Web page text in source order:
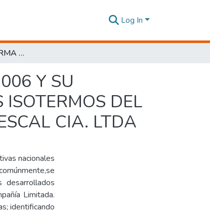
Log In
ESTUDIO DE LA NORMA NTE INEN ISO/IEC 17025:2006 Y SU INCIDENCIA EN LA CARACTERIZACIÓN DE MEDIOS ISOTERMOS DEL LABORATORIO DE ENSAYOS DE LA EMPRESA SEGESCAL CIA. LTDA
Y SU
DEL
CIA. LTDA
nacionales
Limitada.
identificando